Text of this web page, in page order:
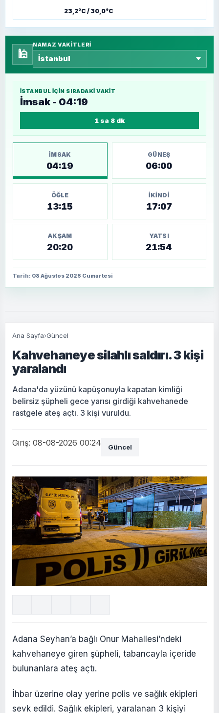
23,2°C / 30,0°C
🕌
NAMAZ VAKITLERI
İSTANBUL IÇIN SIRADAKI VAKIT
İmsak - 04:19
1 sa 8 dk
İMSAK
04:19
GÜNEŞ
06:00
ÖĞLE
13:15
İKINDI
17:07
AKŞAM
20:20
YATSI
21:54
Tarih: 08 Ağustos 2026 Cumartesi
Ana Sayfa›Güncel
Kahvehaneye silahlı saldırı. 3 kişi
yaralandı
Adana'da yüzünü kapüşonuyla kapatan kimliği
belirsiz şüpheli gece yarısı girdiği kahvehanede
rastgele ateş açtı. 3 kişi vuruldu.
Giriş: 08-08-2026 00:24 Güncel
Adana Seyhan’a bağlı Onur Mahallesi’ndeki
kahvehaneye giren şüpheli, tabancayla içeride
bulunanlara ateş açtı.
İhbar üzerine olay yerine polis ve sağlık ekipleri
sevk edildi. Sağlık ekipleri, yaralanan 3 kişiyi